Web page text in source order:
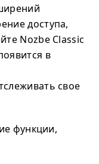
доступа,
Nozbe Classic
в
свое
функции,